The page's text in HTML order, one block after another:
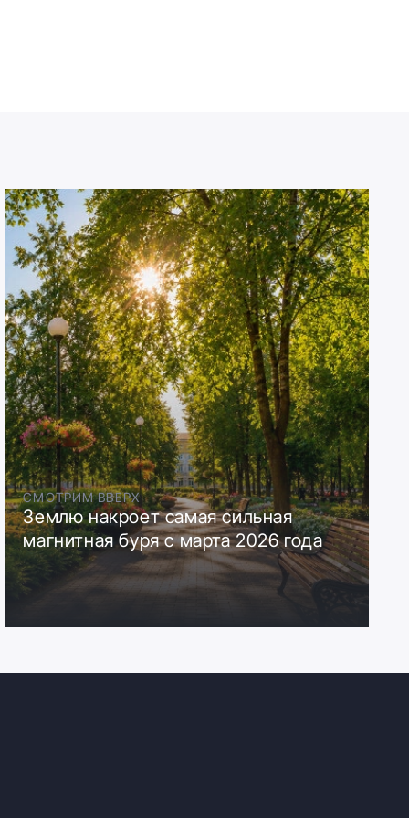
СМОТРИМ ВВЕРХ
Землю накроет самая сильная
магнитная буря с марта 2026 года